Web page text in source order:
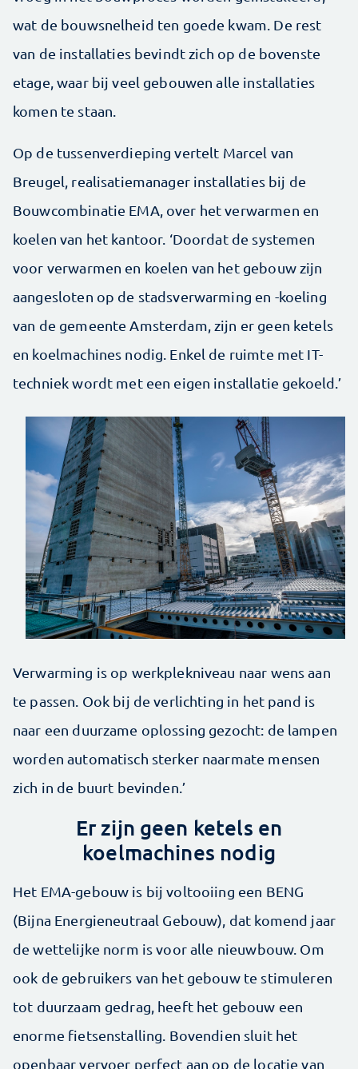
wat de bouwsnelheid ten goede kwam. De rest
van de installaties bevindt zich op de bovenste
etage, waar bij veel gebouwen alle installaties
komen te staan.
Op de tussenverdieping vertelt Marcel van
Breugel, realisatiemanager installaties bij de
Bouwcombinatie EMA, over het verwarmen en
koelen van het kantoor. ‘Doordat de systemen
voor verwarmen en koelen van het gebouw zijn
aangesloten op de stadsverwarming en -koeling
van de gemeente Amsterdam, zijn er geen ketels
en koelmachines nodig. Enkel de ruimte met IT-
techniek wordt met een eigen installatie gekoeld.’
Verwarming is op werkplekniveau naar wens aan
te passen. Ook bij de verlichting in het pand is
naar een duurzame oplossing gezocht: de lampen
worden automatisch sterker naarmate mensen
zich in de buurt bevinden.’
Er zijn geen ketels en
koelmachines nodig
Het EMA-gebouw is bij voltooiing een BENG
(Bijna Energieneutraal Gebouw), dat komend jaar
de wettelijke norm is voor alle nieuwbouw. Om
ook de gebruikers van het gebouw te stimuleren
tot duurzaam gedrag, heeft het gebouw een
enorme fietsenstalling. Bovendien sluit het
openbaar vervoer perfect aan op de locatie van